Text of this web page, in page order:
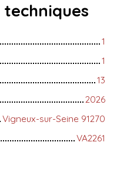
techniques
1
1
13
2026
Vigneux-sur-Seine 91270
VA2261